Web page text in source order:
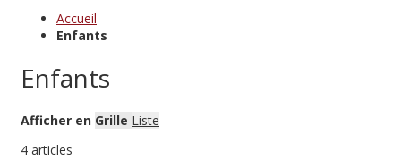
Accueil
Enfants
Enfants
Afficher en Grille Liste
4 articles